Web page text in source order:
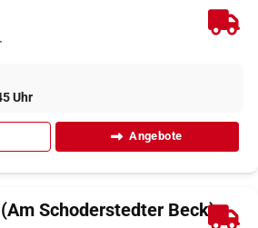
Uhr
Angebote
Schoderstedter Beck)